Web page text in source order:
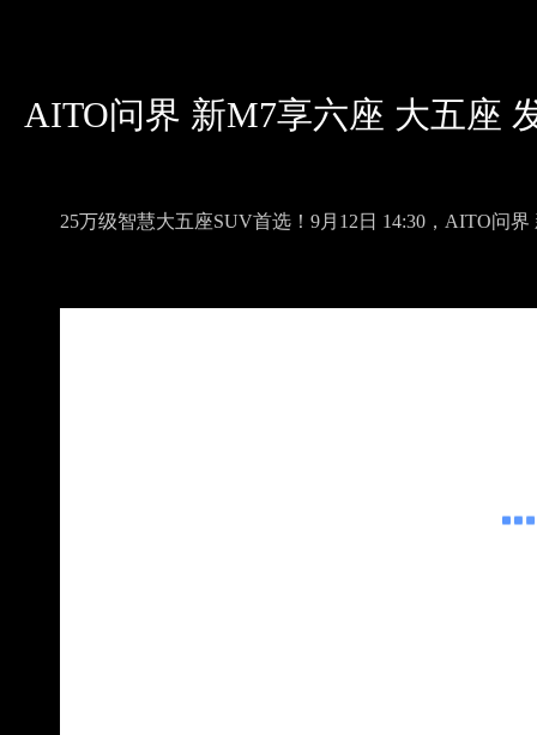
AITO问界 新M7享六座 大五座
25万级智慧大五座SUV首选！9月12日 14:30，AITO问